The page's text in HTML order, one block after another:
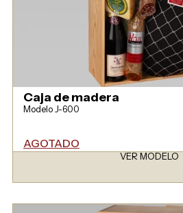
Caja de madera
Modelo J-600
AGOTADO
VER MODELO